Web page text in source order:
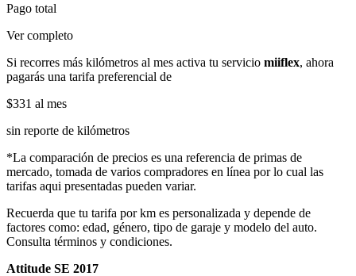
Pago total
Ver completo
Si recorres más kilómetros al mes activa tu servicio miiflex, ahora
pagarás una tarifa preferencial de
$331 al mes
sin reporte de kilómetros
*La comparación de precios es una referencia de primas de
mercado, tomada de varios compradores en línea por lo cual las
tarifas aqui presentadas pueden variar.
Recuerda que tu tarifa por km es personalizada y depende de
factores como: edad, género, tipo de garaje y modelo del auto.
Consulta términos y condiciones.
Attitude SE 2017